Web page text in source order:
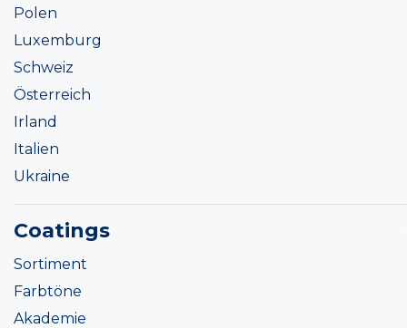
Polen
Luxemburg
Schweiz
Österreich
Irland
Italien
Ukraine
Coatings
Sortiment
Farbtöne
Akademie